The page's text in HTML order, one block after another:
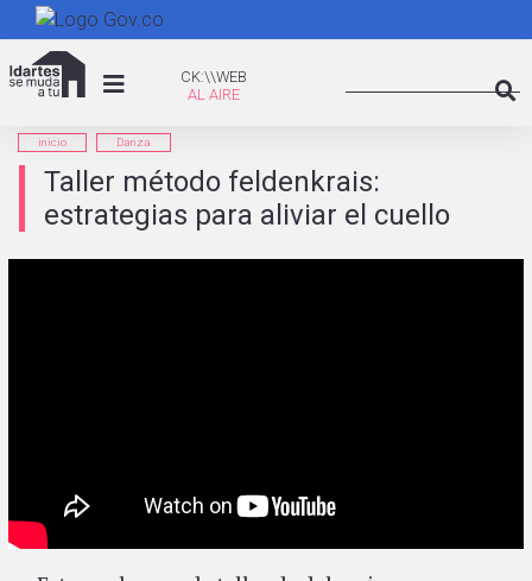
al
CK:\WEB
CK:\\WEB
inicio Danza
Taller método feldenkrais:
estrategias para aliviar el cuello